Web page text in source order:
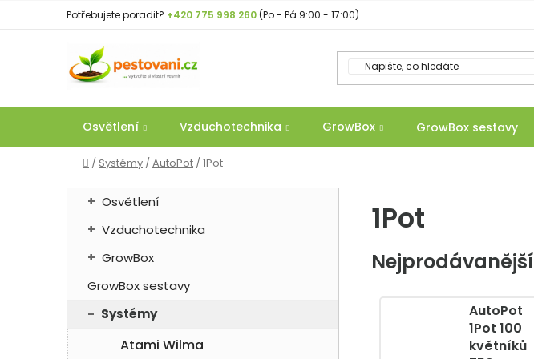
Potřebujete poradit? +420 775 998 260(Po - Pá 9:00 - 17:00)
Osvětlení Vzduchotechnika GrowBox GrowBox sestavy
Domů
/ Systémy /AutoPot /1Pot
P
n
n
Přeskočit
e
Osvětlení
Vzduchotechnika
GrowBox
GrowBox sestavy
Systémy
Atami Wilma
1Pot
Nejprodávanější
AutoPot
1Pot 100
květníků